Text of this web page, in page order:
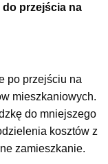
przejścia na
po przejściu na
mieszkaniowych.
do mniejszego
kosztów z
zamieszkanie.